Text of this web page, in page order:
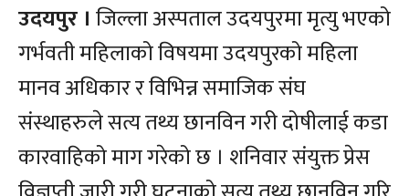
उदयपुर । जिल्ला अस्पताल उदयपुरमा मृत्यु भएको
गर्भवती महिलाको विषयमा उदयपुरको महिला
मानव अधिकार र विभिन्न समाजिक संघ
संस्थाहरुले सत्य तथ्य छानविन गरी दोषीलाई कडा
कारवाहिको माग गरेको छ । शनिवार संयुक्त प्रेस